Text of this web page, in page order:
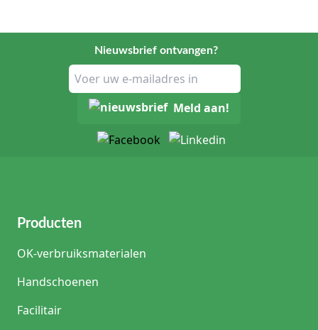
Nieuwsbrief ontvangen?
Meld aan!
Producten
OK-verbruiksmaterialen
Handschoenen
Facilitair